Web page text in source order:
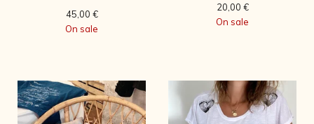
45,00 €
On sale
20,00 €
On sale